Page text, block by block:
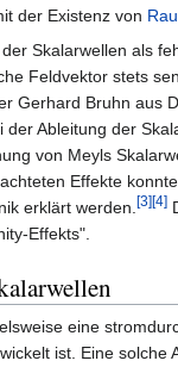
der Existenz von
Skalarwellen als
Feldvektor stets
Gerhard Bruhn aus
der Ableitung der
von Meyls
Effekte
erklärt werden. [3][4]
Effekts".
eine
ist. Eine